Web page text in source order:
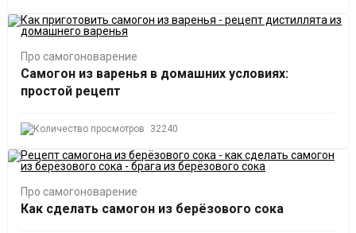
Про самогоноварение
Самогон из варенья в домашних условиях:
простой рецепт
32240
Про самогоноварение
Как сделать самогон из берёзового сока